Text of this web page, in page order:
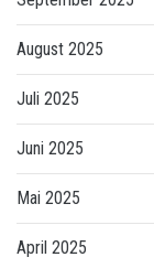
August 2025
Juli 2025
Juni 2025
Mai 2025
April 2025